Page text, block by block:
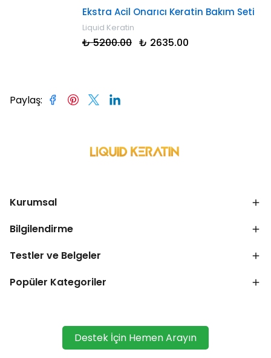
Ekstra Acil Onarıcı Keratin Bakım Seti
Liquid Keratin
₺ 5200.00 ₺ 2635.00
Paylaş:
Kurumsal
Bilgilendirme
Testler ve Belgeler
Popüler Kategoriler
Destek İçin Hemen Arayın